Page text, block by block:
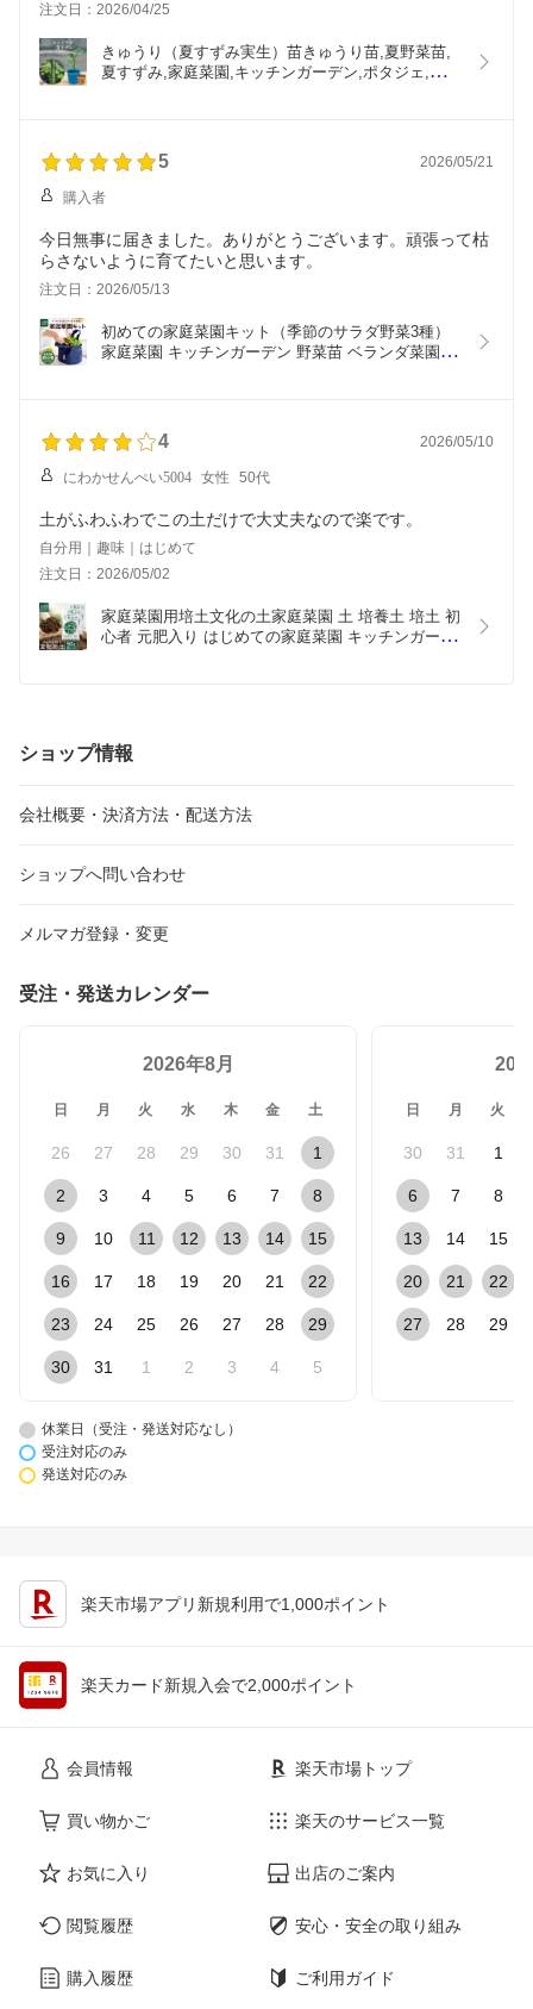
注文日：2026/04/25
きゅうり（夏すずみ実生）苗きゅうり苗,夏野菜苗,
夏すずみ,家庭菜園,キッチンガーデン,ポタジェ,プラ
5 2026/05/21
購入者
今日無事に届きました。ありがとうございます。頑張って枯
らさないように育てたいと思います。
注文日：2026/05/13
初めての家庭菜園キット（季節のサラダ野菜3種）
家庭菜園 キッチンガーデン 野菜苗 ベランダ菜園 ベ
4 2026/05/10
にわかせんぺい5004 女性 50代
自分用｜趣味｜はじめて
注文日：2026/05/02
家庭菜園用培土文化の土家庭菜園 土 培養土 培土 初
心者 元肥入り はじめての家庭菜園 キッチンガーデ
ショップ情報
会社概要・決済方法・配送方法
ショップへ問い合わせ
メルマガ登録・変更
受注・発送カレンダー
2026年8月
日 月 火 水 木 金 土
26 27 28 29 30 31 1
2 3 4 5 6 7 8
9 10 11 12 13 14 15
16 17 18 19 20 21 22
23 24 25 26 27 28 29
30 31 1 2 3 4 5
日 月 火
30 31 1
6 7 8
13 14 15
20 21 22
27 28 29
休業日（受注・発送対応なし）
受注対応のみ
発送対応のみ
楽天市場アプリ新規利用で1,000ポイント
楽天カード新規入会で2,000ポイント
会員情報
買い物かご
お気に入り
閲覧履歴
購入履歴
楽天市場トップ
楽天のサービス一覧
出店のご案内
安心・安全の取り組み
ご利用ガイド